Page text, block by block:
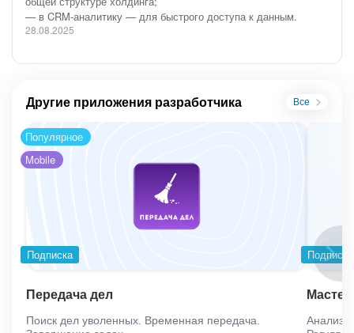
— в CRM-аналитику — для быстрого доступа к данным.
28.08.2025
Другие приложения разработчика Все
Популярное
Mobile
Подписка
Передача дел
Поиск дел уволенных. Временная передача.
Подписка
Анализ